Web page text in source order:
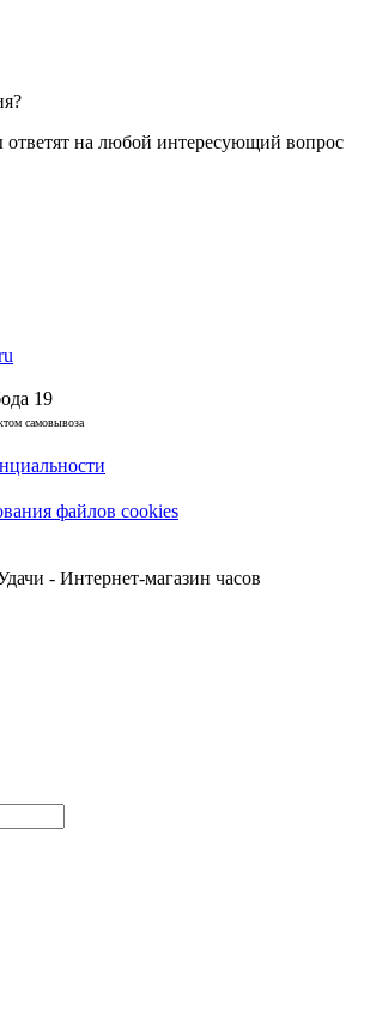
на любой интересующий вопрос
19
самовывоза
файлов cookies
- Интернет-магазин часов